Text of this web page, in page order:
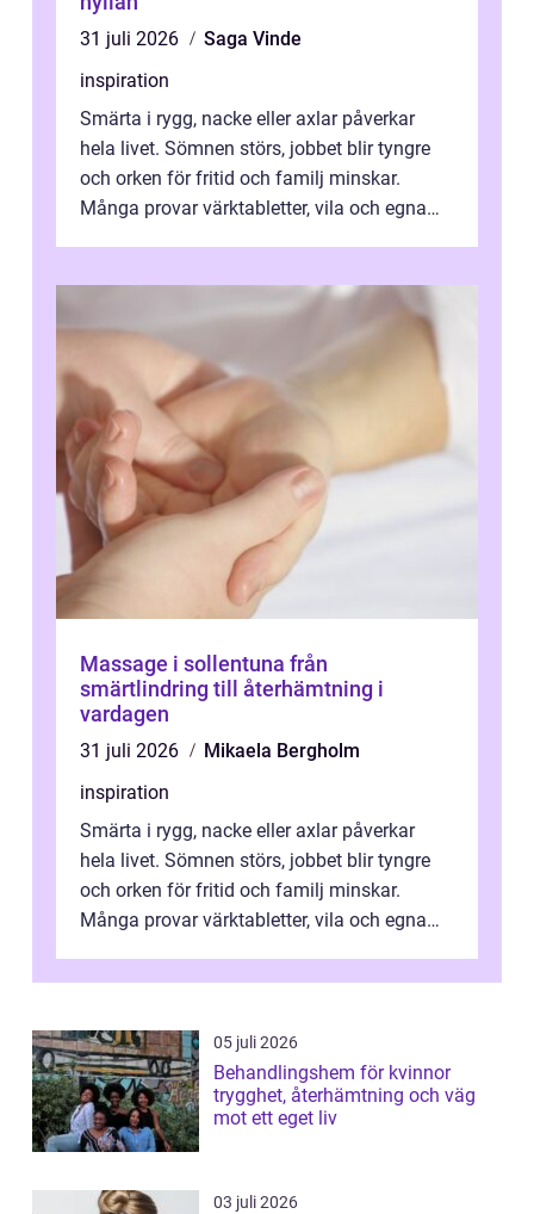
31 juli 2026
Saga Vinde
inspiration
Smärta i rygg, nacke eller axlar påverkar
hela livet. Sömnen störs, jobbet blir tyngre
och orken för fritid och familj minskar.
Många provar värktabletter, vila och egna
Massage i sollentuna från
smärtlindring till återhämtning i
vardagen
31 juli 2026
Mikaela Bergholm
inspiration
Smärta i rygg, nacke eller axlar påverkar
hela livet. Sömnen störs, jobbet blir tyngre
och orken för fritid och familj minskar.
Många provar värktabletter, vila och egna
05 juli 2026
Behandlingshem för kvinnor
trygghet, återhämtning och väg
mot ett eget liv
03 juli 2026